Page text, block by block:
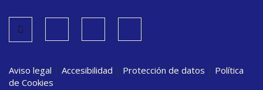
Aviso legal | Accesibilidad | Protección de datos | Política
de Cookies